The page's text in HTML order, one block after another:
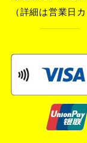
（詳細は営業日